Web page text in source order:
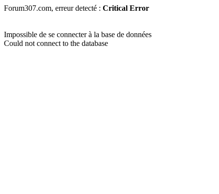
Forum307.com, erreur detecté : Critical Error
Impossible de se connecter à la base de données
Could not connect to the database